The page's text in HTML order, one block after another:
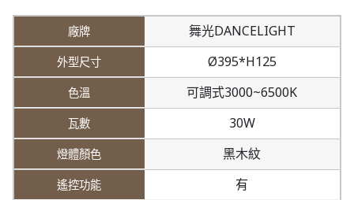
舞光DANCELIGHT
Ø395*H125
可調式3000~6500K
30W
黑木紋
有